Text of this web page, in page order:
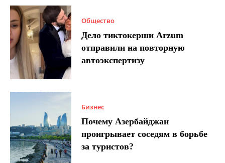
Общество
Дело тиктокерши Arzum
отправили на повторную
автоэкспертизу
Бизнес
Почему Азербайджан
проигрывает соседям в борьбе
за туристов?